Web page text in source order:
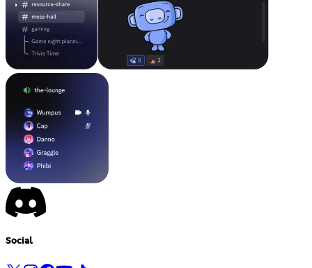
Social